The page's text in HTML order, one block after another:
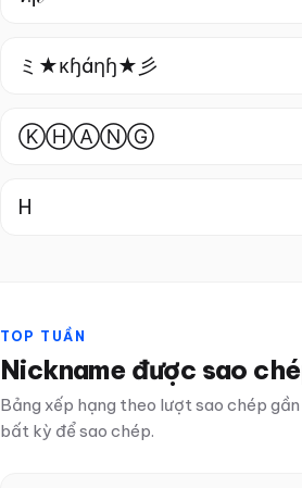
ミ★κɧáηɧ★彡
ⓀⒽⒶⓃⒼ
H
TOP TUẦN
Nickname được sao
Bảng xếp hạng theo lượt sao chép
bất kỳ để sao chép.